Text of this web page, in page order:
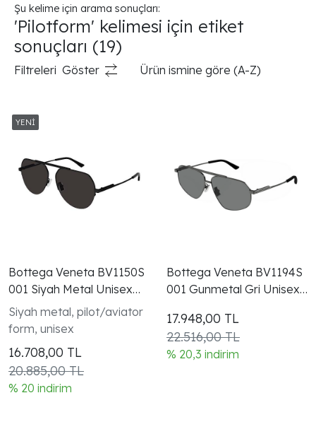
Şu kelime için arama sonuçları:
'Pilotform' kelimesi için etiket
sonuçları (19)
Filtreleri Göster Ürün ismine göre (A-Z)
Bottega Veneta BV1150S
001 Siyah Metal Unisex
Gunes Gozlugu
Siyah metal, pilot/aviator
form, unisex
16.708,00 TL
20.885,00 TL
% 20 indirim
Bottega Veneta BV1194S
001 Gunmetal Gri Unisex
17.948,00 TL
22.516,00 TL
% 20,3 indirim